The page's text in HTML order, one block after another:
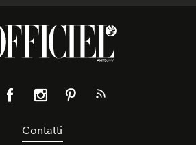
Contatti